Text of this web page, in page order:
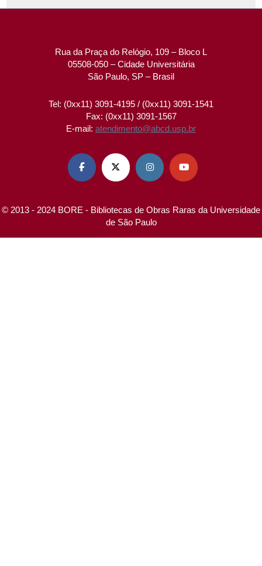
Rua da Praça do Relógio, 109 – Bloco L
05508-050 – Cidade Universitária
São Paulo, SP – Brasil
Tel: (0xx11) 3091-4195 / (0xx11) 3091-1541
Fax: (0xx11) 3091-1567
E-mail: atendimento@abcd.usp.br
   
© 2013 - 2024 BORE - Bibliotecas de Obras Raras da Universidade
de São Paulo